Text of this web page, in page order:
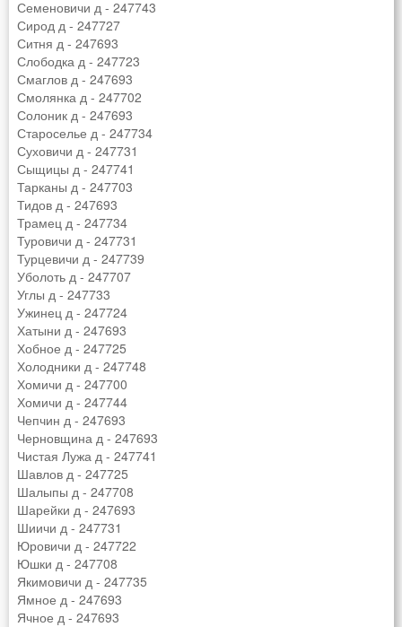
Семеновичи д - 247743
Сирод д - 247727
Ситня д - 247693
Слободка д - 247723
Смаглов д - 247693
Смолянка д - 247702
Солоник д - 247693
Староселье д - 247734
Суховичи д - 247731
Сыщицы д - 247741
Тарканы д - 247703
Тидов д - 247693
Трамец д - 247734
Туровичи д - 247731
Турцевичи д - 247739
Уболоть д - 247707
Углы д - 247733
Ужинец д - 247724
Хатыни д - 247693
Хобное д - 247725
Холодники д - 247748
Хомичи д - 247700
Хомичи д - 247744
Чепчин д - 247693
Черновщина д - 247693
Чистая Лужа д - 247741
Шавлов д - 247725
Шалыпы д - 247708
Шарейки д - 247693
Шиичи д - 247731
Юровичи д - 247722
Юшки д - 247708
Якимовичи д - 247735
Ямное д - 247693
Ячное д - 247693